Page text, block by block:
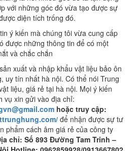
với những góc đó vừa tạo được sự
diện tích trống đó.
ý kiến mà chúng tôi vừa cung cấp
được những thông tin để có một
và chắc chắn
xuất và nhập khẩu vật liệu bảo ôn
uy tín nhất hà nội. Có thể nói Trung
liệu, giá rẻ tại hà nội. Mọi ý kiến
vụ xin gửi vào địa chỉ:
hoặc truy cập:
để nhận được sự tư
phẩm cách âm giá rẻ của công ty
chỉ: Số 893 Đường Tam Trinh –